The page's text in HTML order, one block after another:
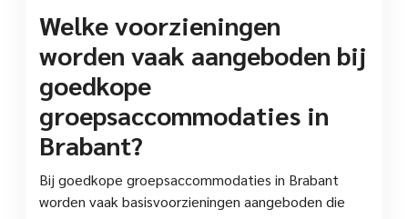
Welke voorzieningen
worden vaak aangeboden bij
goedkope
groepsaccommodaties in
Brabant?
Bij goedkope groepsaccommodaties in Brabant
worden vaak basisvoorzieningen aangeboden die